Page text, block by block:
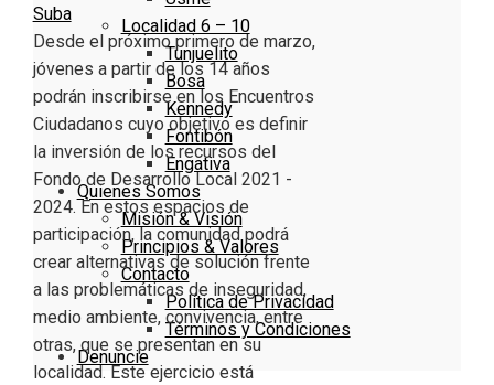
Localidad 6 – 10
Tunjuelito
Bosa
Kennedy
Fontibón
Engativa
Quienes Somos
Misión & Visión
Principios & Valores
Contacto
Política de Privacidad
Términos y Condiciones
Denuncie
Suba
Desde el próximo primero de marzo,
jóvenes a partir de los 14 años
podrán inscribirse en los Encuentros
Ciudadanos cuyo objetivo es definir
la inversión de los recursos del
Fondo de Desarrollo Local 2021 -
2024. En estos espacios de
participación, la comunidad podrá
crear alternativas de solución frente
a las problemáticas de inseguridad,
medio ambiente, convivencia, entre
otras, que se presentan en su
localidad. Este ejercicio está